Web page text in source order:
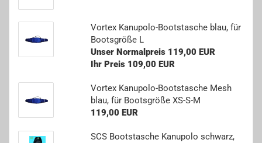
Vor­tex Kanupolo-​Bootstasche blau, für
Boots­grö­ße L
Unser Normalpreis 119,00 EUR
Ihr Preis 109,00 EUR
Vor­tex Kanupolo-​Bootstasche Mesh
blau, für Boots­grö­ße XS-​S-M
119,00 EUR
SCS Boots­ta­sche Ka­nu­po­lo schwarz,